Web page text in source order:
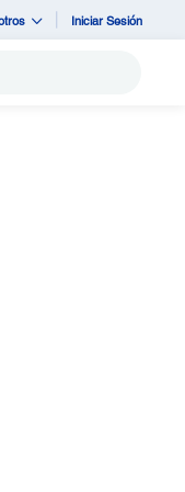
Iniciar Sesión